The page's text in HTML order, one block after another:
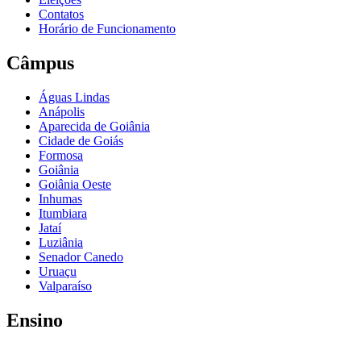
Contatos
Horário de Funcionamento
Câmpus
Águas Lindas
Anápolis
Aparecida de Goiânia
Cidade de Goiás
Formosa
Goiânia
Goiânia Oeste
Inhumas
Itumbiara
Jataí
Luziânia
Senador Canedo
Uruaçu
Valparaíso
Ensino